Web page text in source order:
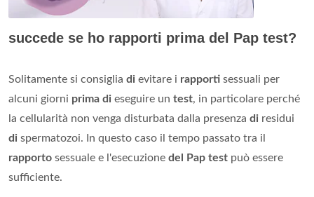
succede se ho rapporti prima del Pap test?
Solitamente si consiglia di evitare i rapporti sessuali per
alcuni giorni prima di eseguire un test, in particolare perché
la cellularità non venga disturbata dalla presenza di residui
di spermatozoi. In questo caso il tempo passato tra il
rapporto sessuale e l'esecuzione del Pap test può essere
sufficiente.